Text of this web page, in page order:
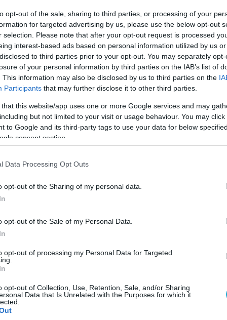
opt-out of the sale, sharing to third parties, or processing of your
for targeted advertising by us, please use the below opt-out
selection. Please note that after your opt-out request is processed
interest-based ads based on personal information utilized by us
to third parties prior to your opt-out. You may separately
of your personal information by third parties on the IAB’s list of
This information may also be disclosed by us to third parties on the
Participants that may further disclose it to other third parties.
that this website/app uses one or more Google services and may
but not limited to your visit or usage behaviour. You may
to Google and its third-party tags to use your data for below
consent section.
Data Processing Opt Outs
opt-out of the Sharing of my personal data.
opt-out of the Sale of my Personal Data.
opt-out of processing my Personal Data for Targeted
opt-out of Collection, Use, Retention, Sale, and/or Sharing
Data that Is Unrelated with the Purposes for which it
Επιτροπή η πρόταση αναθεώρησης του
τελικής φάσης υλοποίησης του Ταμείου
κατευθυντήριες οδηγίες που έχει
Ανάκαμψης και Ανθεκτικότητας.
των οροσήμων του ελληνικού
αξιοποίησης των διαθέσιμων
και της κοινωνίας.
υπόψη την έως σήμερα πρόοδο
πόρων χωρίς να επιφέρει καμία
αξία όπως:
με νέο φορητό εξοπλισμό τηλεϊατρικής,
ελέγχου σε επιπλέον 2.000